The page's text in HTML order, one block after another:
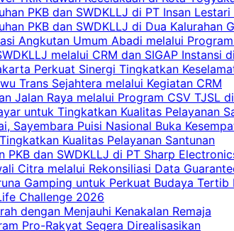
PKB dan SWDKLLJ di PT Insan
PKB dan SWDKLLJ di Dua Kalurahan
Angkutan Umum Abadi melalui
melalui CRM dan SIGAP Instansi
Perkuat Sinergi Tingkatkan
Trans Sejahtera melalui Kegiatan CRM
Jalan Raya melalui Program CSV TJSL
untuk Tingkatkan Kualitas Pelayanan
Sayembara Puisi Nasional Buka
Kualitas Pelayanan Santunan
PKB dan SWDKLLJ di PT Sharp
Citra melalui Rekonsiliasi Data
Gamping untuk Perkuat Budaya Tertib
Challenge 2026
dengan Menjauhi Kenakalan Remaja
Pro-Rakyat Segera Direalisasikan